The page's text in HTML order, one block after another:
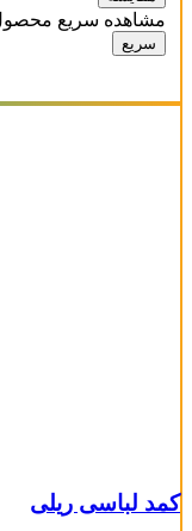
مشاهده سریع
سریع
کمد لباسی ریلی